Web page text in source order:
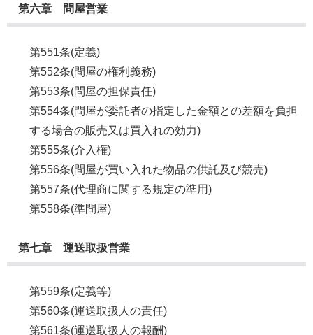
第六章 問屋営業
第551条(定義)
第552条(問屋の権利義務)
第553条(問屋の担保責任)
第554条(問屋が委託者の指定した金額との差額を負担
する場合の販売又は買入れの効力)
第555条(介入権)
第556条(問屋が買い入れた物品の供託及び競売)
第557条(代理商に関する規定の準用)
第558条(準問屋)
第七章 運送取扱営業
第559条(定義等)
第560条(運送取扱人の責任)
第561条(運送取扱人の報酬)